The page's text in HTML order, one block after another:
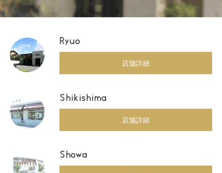
Ryuo
店舗詳細
Shikishima
店舗詳細
Showa